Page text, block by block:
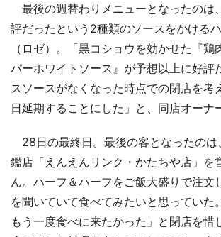
最後の週替わりメニューとなったのは
評だったという2種類のソースをかける
（ロゼ）。「黒コショウを効かせた『鶏
パーホワイトソース』が予想以上に好評
スソースがなくなった時点での閉店を考
日延期することにした」と、同店オーナ
28日の最終日。最後の客となったのは
鑑店「えんえんリンク・かたちや店」を
ん。ハーフ＆ハーフをご飯大盛りで注文
を聞いていて食べてみたいと思っていた
もう一度食べに来たかった」と閉店を惜